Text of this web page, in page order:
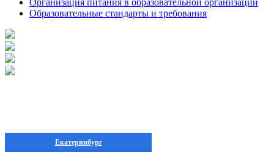
Образовательные стандарты и требования
Екатеринбург